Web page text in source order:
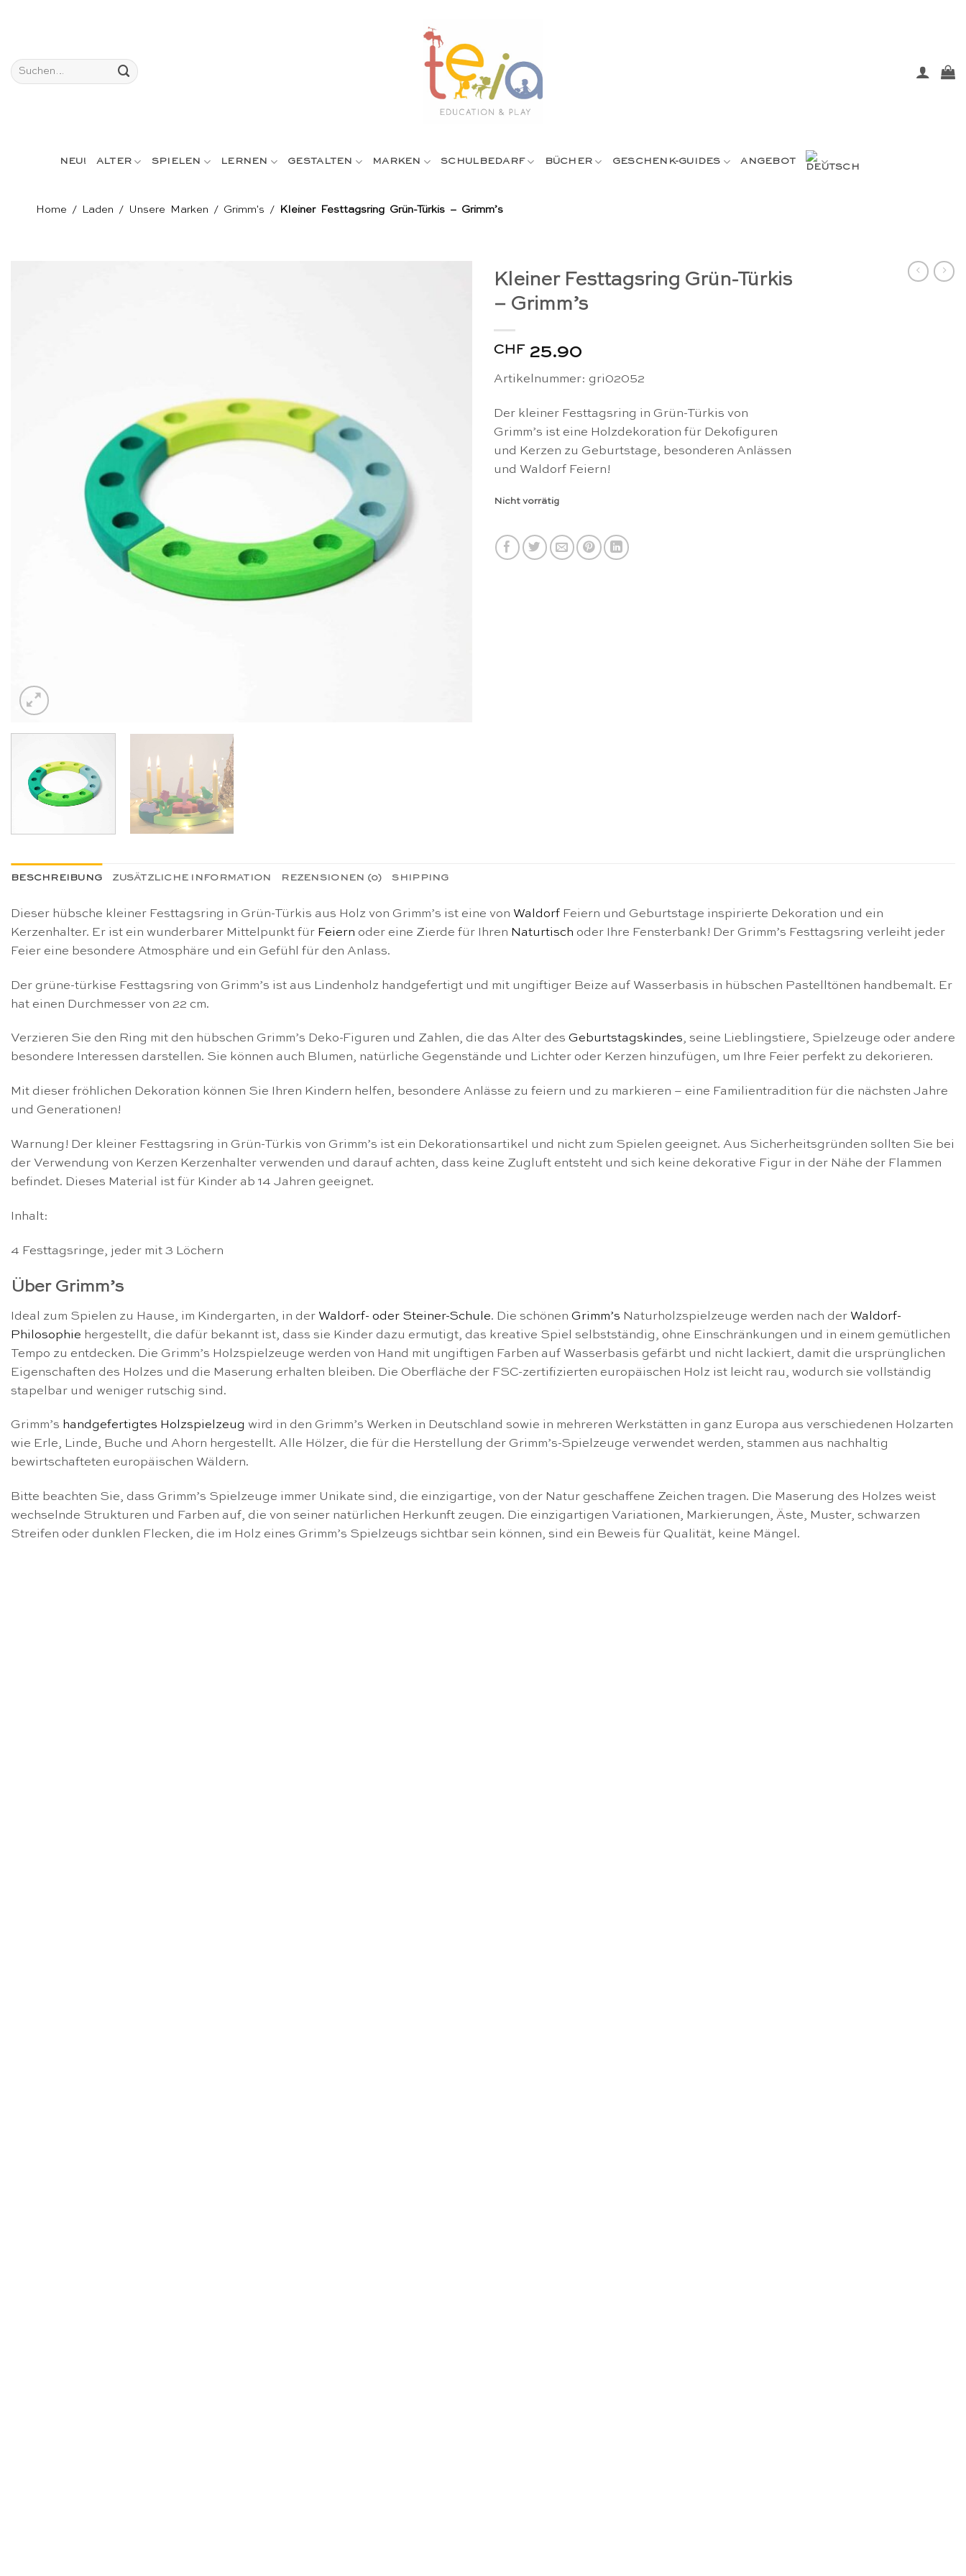
Suchen
nach:
NEU! ALTER SPIELEN LERNEN GESTALTEN MARKEN SCHULBEDARF BÜCHER GESCHENK-GUIDES ANGEBOT
Home / Laden / Unsere Marken / Grimm's / Kleiner Festtagsring Grün-Türkis – Grimm’s
Kleiner Festtagsring Grün-Türkis
– Grimm’s
CHF 25.90
Artikelnummer: gri02052
Der kleiner Festtagsring in Grün-Türkis von
Grimm’s ist eine Holzdekoration für Dekofiguren
und Kerzen zu Geburtstage, besonderen Anlässen
und Waldorf Feiern!
Nicht vorrätig
BESCHREIBUNG ZUSÄTZLICHE INFORMATION REZENSIONEN (0) SHIPPING
Dieser hübsche kleiner Festtagsring in Grün-Türkis aus Holz von Grimm’s ist eine von Waldorf Feiern und Geburtstage inspirierte Dekoration und ein
Kerzenhalter. Er ist ein wunderbarer Mittelpunkt für Feiern oder eine Zierde für Ihren Naturtisch oder Ihre Fensterbank! Der Grimm’s Festtagsring verleiht jeder
Feier eine besondere Atmosphäre und ein Gefühl für den Anlass.
Der grüne-türkise Festtagsring von Grimm’s ist aus Lindenholz handgefertigt und mit ungiftiger Beize auf Wasserbasis in hübschen Pastelltönen handbemalt. Er
hat einen Durchmesser von 22 cm.
Verzieren Sie den Ring mit den hübschen Grimm’s Deko-Figuren und Zahlen, die das Alter des Geburtstagskindes, seine Lieblingstiere, Spielzeuge oder andere
besondere Interessen darstellen. Sie können auch Blumen, natürliche Gegenstände und Lichter oder Kerzen hinzufügen, um Ihre Feier perfekt zu dekorieren.
Mit dieser fröhlichen Dekoration können Sie Ihren Kindern helfen, besondere Anlässe zu feiern und zu markieren – eine Familientradition für die nächsten Jahre
und Generationen!
Warnung! Der kleiner Festtagsring in Grün-Türkis von Grimm’s ist ein Dekorationsartikel und nicht zum Spielen geeignet. Aus Sicherheitsgründen sollten Sie bei
der Verwendung von Kerzen Kerzenhalter verwenden und darauf achten, dass keine Zugluft entsteht und sich keine dekorative Figur in der Nähe der Flammen
befindet. Dieses Material ist für Kinder ab 14 Jahren geeignet.
Inhalt:
4 Festtagsringe, jeder mit 3 Löchern
Über Grimm’s
Ideal zum Spielen zu Hause, im Kindergarten, in der Waldorf- oder Steiner-Schule. Die schönen Grimm’s Naturholzspielzeuge werden nach der Waldorf-
Philosophie hergestellt, die dafür bekannt ist, dass sie Kinder dazu ermutigt, das kreative Spiel selbstständig, ohne Einschränkungen und in einem gemütlichen
Tempo zu entdecken. Die Grimm’s Holzspielzeuge werden von Hand mit ungiftigen Farben auf Wasserbasis gefärbt und nicht lackiert, damit die ursprünglichen
Eigenschaften des Holzes und die Maserung erhalten bleiben. Die Oberfläche der FSC-zertifizierten europäischen Holz ist leicht rau, wodurch sie vollständig
stapelbar und weniger rutschig sind.
Grimm’s handgefertigtes Holzspielzeug wird in den Grimm’s Werken in Deutschland sowie in mehreren Werkstätten in ganz Europa aus verschiedenen Holzarten
wie Erle, Linde, Buche und Ahorn hergestellt. Alle Hölzer, die für die Herstellung der Grimm’s-Spielzeuge verwendet werden, stammen aus nachhaltig
bewirtschafteten europäischen Wäldern.
Bitte beachten Sie, dass Grimm’s Spielzeuge immer Unikate sind, die einzigartige, von der Natur geschaffene Zeichen tragen. Die Maserung des Holzes weist
wechselnde Strukturen und Farben auf, die von seiner natürlichen Herkunft zeugen. Die einzigartigen Variationen, Markierungen, Äste, Muster, schwarzen
Streifen oder dunklen Flecken, die im Holz eines Grimm’s Spielzeugs sichtbar sein können, sind ein Beweis für Qualität, keine Mängel.